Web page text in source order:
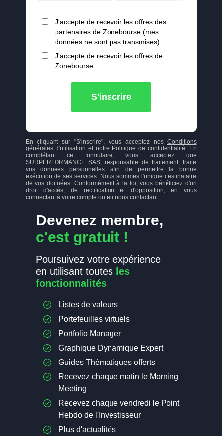
Devenez membre,
c'est gratuit !
Poursuivez votre expérience
en utilisant toutes les
fonctionnalités
Listes de valeurs
Portefeuilles virtuels
Portfolio Manager
Graphique Dynamique Expert
Guides Thématiques offerts
Recevez chaque matin le Morning
Meeting
Recevez chaque vendredi le Point
Hebdo de l'Investisseur
Plus d'actualités
J'accepte de recevoir les offres des
partenaires de Zonebourse (mes
données ne sont pas transmises).
J'accepte de recevoir les offres de
Zonebourse
S'inscrire
En cliquant sur "S'inscrire", vous acceptez nos Conditions
générales d'utilisation et notre Politique de confidentialité. En
complétant ce formulaire, vous acceptez que
SURPERFORMANCE SAS, responsable de traitement, traite
vos données personnelles afin de permettre la bonne
exécution de ses services. Nous sommes l'unique destinataire
de vos données. Conformément à la loi, vous bénéficiez d'un
droit d'accès, de rectification et d'opposition, en vous
connectant à votre compte ou en nous contactant.